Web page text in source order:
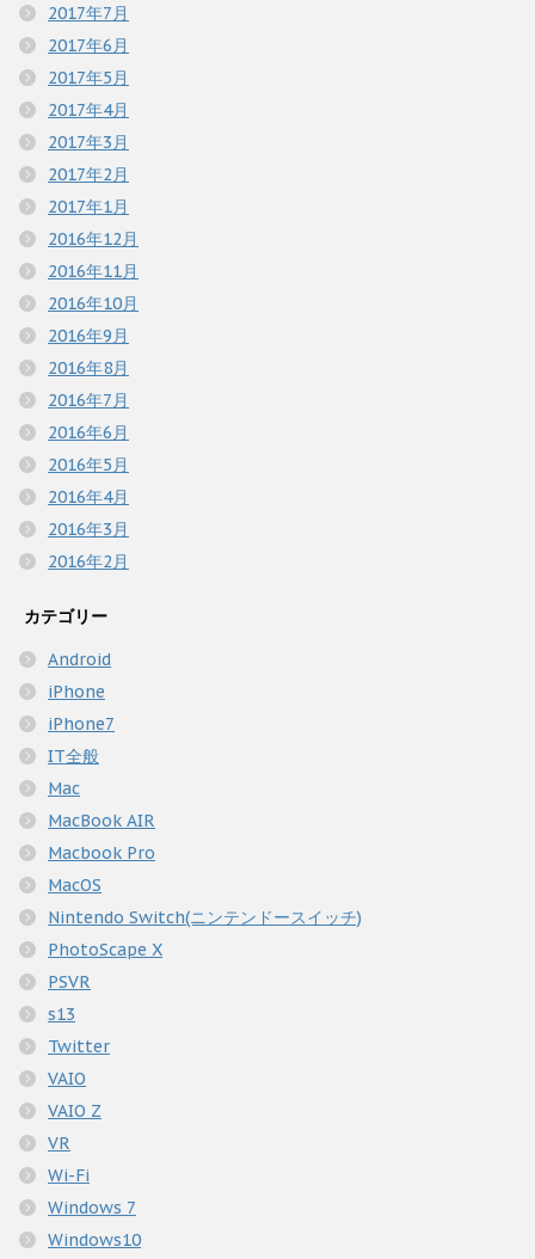
2017年7月
2017年6月
2017年5月
2017年4月
2017年3月
2017年2月
2017年1月
2016年12月
2016年11月
2016年10月
2016年9月
2016年8月
2016年7月
2016年6月
2016年5月
2016年4月
2016年3月
2016年2月
カテゴリー
Android
iPhone
iPhone7
IT全般
Mac
MacBook AIR
Macbook Pro
MacOS
Nintendo Switch(ニンテンドースイッチ)
PhotoScape X
PSVR
s13
Twitter
VAIO
VAIO Z
VR
Wi-Fi
Windows 7
Windows10